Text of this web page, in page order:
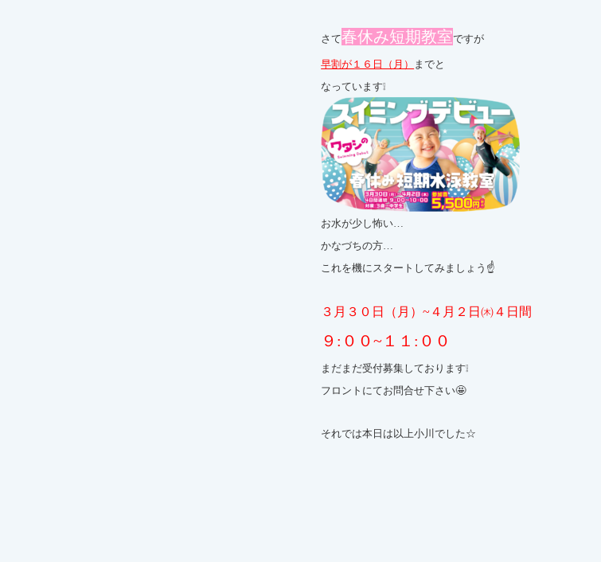
さて春休み短期教室ですが
早割が１６日（月）
までと
なっています❕
お水が少し怖い…
かなづちの方…
これを機にスタートしてみましょう☝
３月３０日（月）~４月２日㈭４日間
９:００~１１:００
まだまだ受付募集しております❕
フロントにてお問合せ下さい🤩
それでは本日は以上小川でした☆